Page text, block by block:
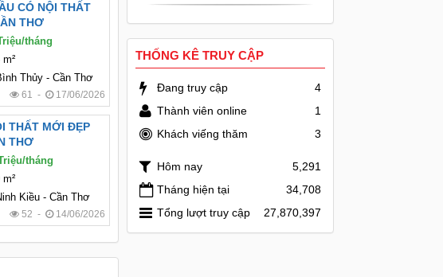
CÓ NỘI THẤT
THƠ
tháng
m²
Thủy - Cần Thơ
61 - 17/06/2026
THẤT MỚI ĐẸP
THƠ
tháng
m²
Kiều - Cần Thơ
52 - 14/06/2026
THỐNG KÊ TRUY CẬP
Đang truy cập
4
Thành viên online
1
Khách viếng thăm
3
Hôm nay
5,291
Tháng hiện tại
34,708
Tổng lượt truy cập
27,870,397